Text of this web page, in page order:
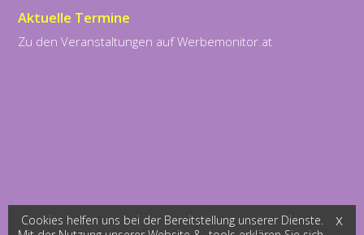
Aktuelle Termine
Zu den Veranstaltungen auf Werbemonitor.at
Cookies helfen uns bei der Bereitstellung unserer Dienste.